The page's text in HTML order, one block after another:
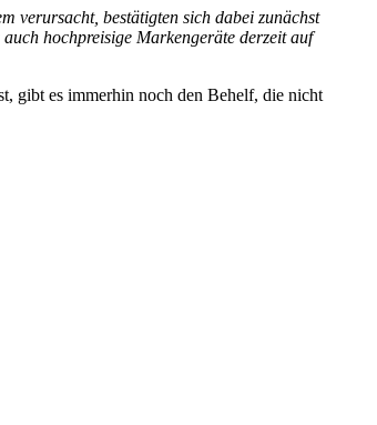
verursacht, bestätigten sich dabei zunächst
hochpreisige Markengeräte derzeit auf
gibt es immerhin noch den Behelf, die nicht